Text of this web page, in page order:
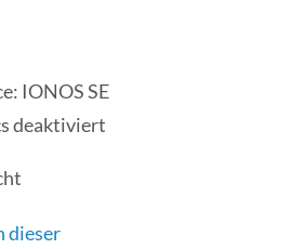
IONOS SE
deaktiviert
dieser